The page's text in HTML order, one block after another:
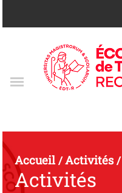
Accueil/Activités/
Activités